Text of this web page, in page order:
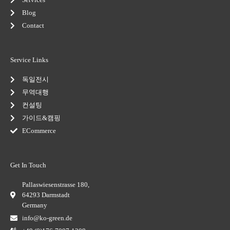
Blog
Contact
Service Links
독일전시
무역대행
컨설팅
가이드&캠핑
ECommerce
Get In Touch
Pallaswiesenstrasse 180,
64293 Darmstadt
Germany
info@ko-green.de